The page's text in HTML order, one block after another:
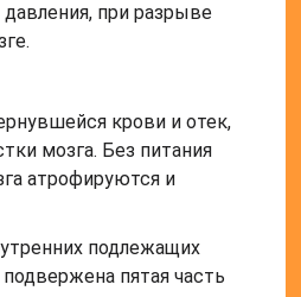
при разрыве
крови и отек,
мозга. Без питания
атрофируются и
подлежащих
пятая часть